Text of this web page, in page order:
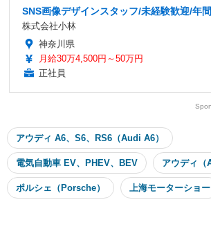
SNS画像デザインスタッフ/未経験歓迎/年
株式会社小林
神奈川県
月給30万4,500円～50万円
正社員
アウディ A6、S6、RS6（Audi A6）
電気自動車 EV、PHEV、BEV アウディ（
ポルシェ（Porsche） 上海モーターショー